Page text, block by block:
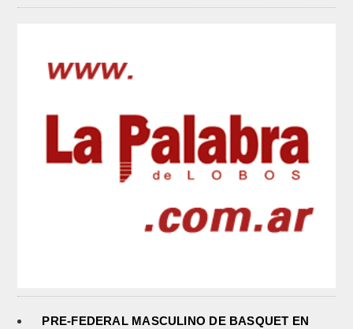
PRE-FEDERAL MASCULINO DE BASQUET EN